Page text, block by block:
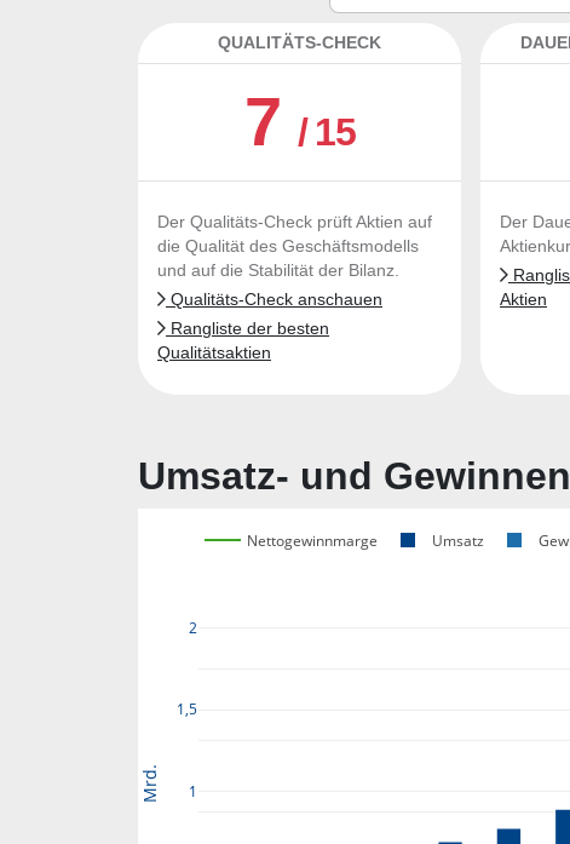
QUALITÄTS-CHECK
7 / 15
Der Qualitäts-Check prüft Aktien auf
die Qualität des Geschäftsmodells
und auf die Stabilität der Bilanz.
Qualitäts-Check anschauen
Rangliste der besten
Qualitätsaktien
Der
Aktien
Umsatz- und
1
1,5
2
Nettogewinnmarge Umsatz
Mrd.